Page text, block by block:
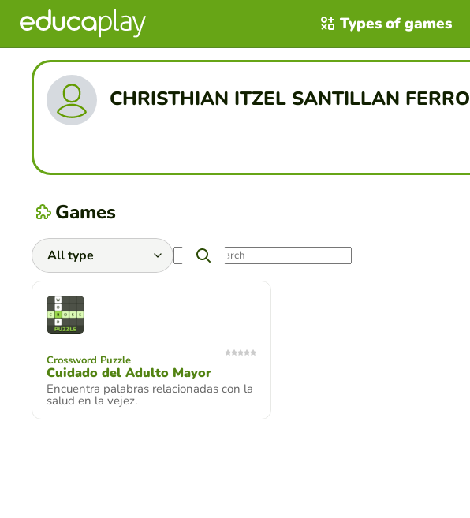
Types of games
CHRISTHIAN ITZEL SANTILLAN FERRO
Games
Crossword Puzzle
Cuidado del Adulto Mayor
Encuentra palabras relacionadas con la
salud en la vejez.